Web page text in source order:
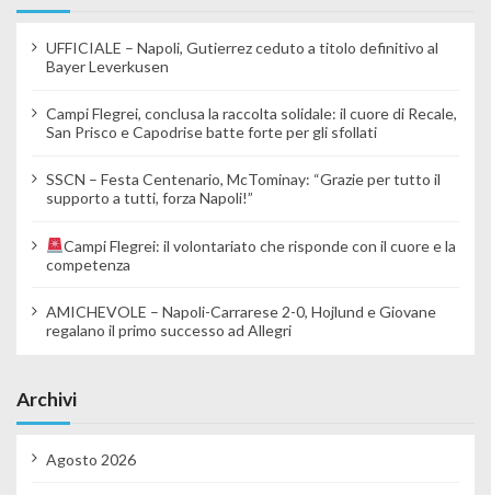
UFFICIALE – Napoli, Gutierrez ceduto a titolo definitivo al
Bayer Leverkusen
Campi Flegrei, conclusa la raccolta solidale: il cuore di Recale,
San Prisco e Capodrise batte forte per gli sfollati
SSCN – Festa Centenario, McTominay: “Grazie per tutto il
supporto a tutti, forza Napoli!”
Campi Flegrei: il volontariato che risponde con il cuore e la
competenza
AMICHEVOLE – Napoli-Carrarese 2-0, Hojlund e Giovane
regalano il primo successo ad Allegri
Archivi
Agosto 2026